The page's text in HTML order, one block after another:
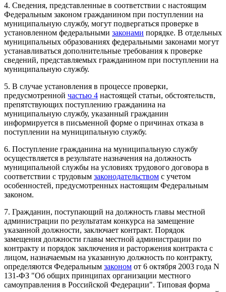
4. Сведения, представленные в соответствии с настоящим
Федеральным законом гражданином при поступлении на
муниципальную службу, могут подвергаться проверке в
установленном федеральными законами порядке. В отдельных
муниципальных образованиях федеральными законами могут
устанавливаться дополнительные требования к проверке
сведений, представляемых гражданином при поступлении на
муниципальную службу.
5. В случае установления в процессе проверки,
предусмотренной частью 4 настоящей статьи, обстоятельств,
препятствующих поступлению гражданина на
муниципальную службу, указанный гражданин
информируется в письменной форме о причинах отказа в
поступлении на муниципальную службу.
6. Поступление гражданина на муниципальную службу
осуществляется в результате назначения на должность
муниципальной службы на условиях трудового договора в
соответствии с трудовым законодательством с учетом
особенностей, предусмотренных настоящим Федеральным
законом.
7. Гражданин, поступающий на должность главы местной
администрации по результатам конкурса на замещение
указанной должности, заключает контракт. Порядок
замещения должности главы местной администрации по
контракту и порядок заключения и расторжения контракта с
лицом, назначаемым на указанную должность по контракту,
определяются Федеральным законом от 6 октября 2003 года N
131-ФЗ "Об общих принципах организации местного
самоуправления в Российской Федерации". Типовая форма